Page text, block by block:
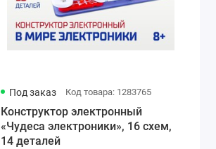
Под заказ Код товара: 1283765
Конструктор электронный
«Чудеса электроники», 16 схем,
14 деталей